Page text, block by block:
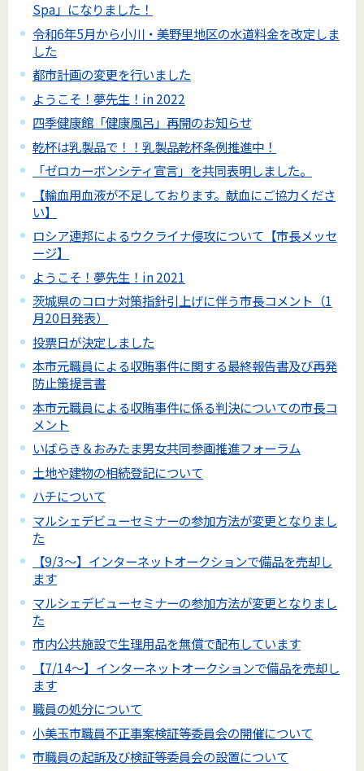
Spa」になりました！
令和6年5月から小川・美野里地区の水道料金を改定しま
した
都市計画の変更を行いました
ようこそ！夢先生！in 2022
四季健康館「健康風呂」再開のお知らせ
乾杯は乳製品で！！乳製品乾杯条例推進中！
「ゼロカーボンシティ宣言」を共同表明しました。
【輸血用血液が不足しております。献血にご協力くださ
い】
ロシア連邦によるウクライナ侵攻について【市長メッセ
ージ】
ようこそ！夢先生！in 2021
茨城県のコロナ対策指針引上げに伴う市長コメント（1
月20日発表）
投票日が決定しました
本市元職員による収賄事件に関する最終報告書及び再発
防止策提言書
本市元職員による収賄事件に係る判決についての市長コ
メント
いばらき＆おみたま男女共同参画推進フォーラム
土地や建物の相続登記について
ハチについて
マルシェデビューセミナーの参加方法が変更となりまし
た
【9/3～】インターネットオークションで備品を売却し
ます
マルシェデビューセミナーの参加方法が変更となりまし
た
市内公共施設で生理用品を無償で配布しています
【7/14～】インターネットオークションで備品を売却し
ます
職員の処分について
小美玉市職員不正事案検証等委員会の開催について
市職員の起訴及び検証等委員会の設置について